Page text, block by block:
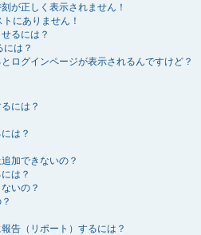
が正しく表示されません！
にありません！
るには？
には？
ログインページが表示されるんですけど？
には？
は？
加できないの？
は？
いの？
告（リポート）するには？